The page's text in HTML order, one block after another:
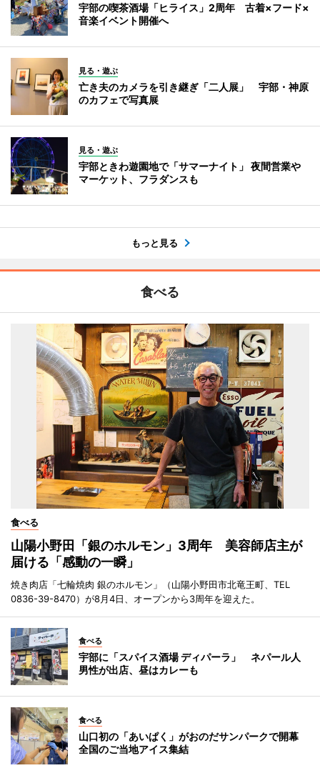
宇部の喫茶酒場「ヒライス」2周年 古着×フード×
音楽イベント開催へ
見る・遊ぶ
亡き夫のカメラを引き継ぎ「二人展」 宇部・神原
のカフェで写真展
見る・遊ぶ
宇部ときわ遊園地で「サマーナイト」 夜間営業や
マーケット、フラダンスも
もっと見る
食べる
食べる
山陽小野田「銀のホルモン」3周年 美容師店主が
届ける「感動の一瞬」
焼き肉店「七輪焼肉 銀のホルモン」（山陽小野田市北竜王町、TEL
0836-39-8470）が8月4日、オープンから3周年を迎えた。
食べる
宇部に「スパイス酒場 ディパーラ」 ネパール人
男性が出店、昼はカレーも
食べる
山口初の「あいぱく」がおのだサンパークで開幕
全国のご当地アイス集結